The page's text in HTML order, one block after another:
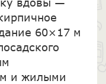
60×17 м
и жилыми